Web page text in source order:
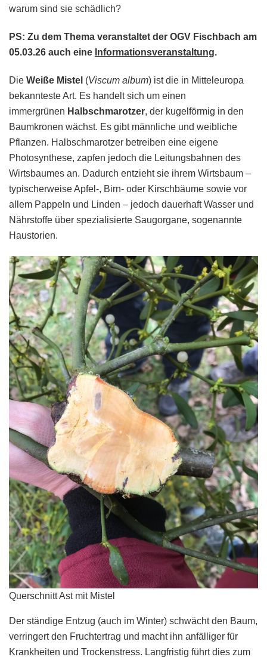
warum sind sie schädlich?
PS: Zu dem Thema veranstaltet der OGV Fischbach am
05.03.26 auch eine Informationsveranstaltung.
Die Weiße Mistel (Viscum album) ist die in Mitteleuropa
bekannteste Art. Es handelt sich um einen
immergrünen Halbschmarotzer, der kugelförmig in den
Baumkronen wächst. Es gibt männliche und weibliche
Pflanzen. Halbschmarotzer betreiben eine eigene
Photosynthese, zapfen jedoch die Leitungsbahnen des
Wirtsbaumes an. Dadurch entzieht sie ihrem Wirtsbaum –
typischerweise Apfel-, Birn- oder Kirschbäume sowie vor
allem Pappeln und Linden – jedoch dauerhaft Wasser und
Nährstoffe über spezialisierte Saugorgane, sogenannte
Haustorien.
Querschnitt Ast mit Mistel
Der ständige Entzug (auch im Winter) schwächt den Baum,
verringert den Fruchtertrag und macht ihn anfälliger für
Krankheiten und Trockenstress. Langfristig führt dies zum